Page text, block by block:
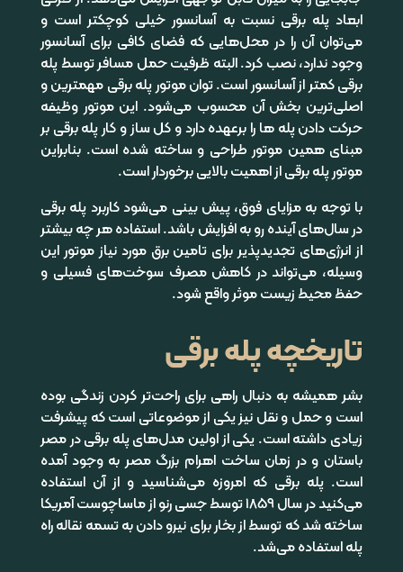
ابعاد پله برقی نسبت به آسانسور خیلی کوچکتر است و
می‌توان آن را در محل‌هایی که فضای کافی برای آسانسور
وجود ندارد، نصب کرد. البته ظرفیت حمل مسافر توسط پله
برقی کمتر از آسانسور است. توان موتور پله برقی مهمترین و
اصلی‌ترین بخش آن محسوب می‌شود. این موتور وظیفه
حرکت دادن پله ها را برعهده دارد و کل ساز و کار پله برقی بر
مبنای همین موتور طراحی و ساخته شده است. بنابراین
موتور پله برقی از اهمیت بالایی برخوردار است.
با توجه به مزایای فوق، پیش بینی می‌شود کاربرد پله برقی
در سال‌های آینده رو به افزایش باشد. استفاده هر چه بیشتر
از انرژی‌های تجدیدپذیر برای تامین برق مورد نیاز موتور این
وسیله، می‌تواند در کاهش مصرف سوخت‌های فسیلی و
حفظ محیط زیست موثر واقع شود.
تاریخچه پله برقی
بشر همیشه به دنبال راهی برای راحت‌تر کردن زندگی بوده
است و حمل و نقل نیز یکی از موضوعاتی است که پیشرفت
زیادی داشته است. یکی از اولین مدل‌های پله برقی در مصر
باستان و در زمان ساخت اهرام بزرگ مصر به وجود آمده
است. پله برقی که امروزه می‌شناسید و از آن استفاده
می‌کنید در سال 1859 توسط جسی رنو از ماساچوست آمریکا
ساخته شد که توسط از بخار برای نیرو دادن به تسمه نقاله راه
پله استفاده می‌شد.